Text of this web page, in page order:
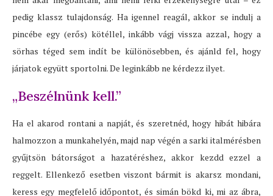
pedig klassz tulajdonság. Ha igennel reagál, akkor se indulj a
pincébe egy (erős) kötéllel, inkább vágj vissza azzal, hogy a
sörhas téged sem indít be különösebben, és ajánld fel, hogy
járjatok együtt sportolni. De leginkább ne kérdezz ilyet.
„Beszélnünk kell.”
Ha el akarod rontani a napját, és szeretnéd, hogy hibát hibára
halmozzon a munkahelyén, majd nap végén a sarki italmérésben
gyűjtsön bátorságot a hazatéréshez, akkor kezdd ezzel a
reggelt. Ellenkező esetben viszont bármit is akarsz mondani,
keress egy megfelelő időpontot, és simán bökd ki, mi az ábra,